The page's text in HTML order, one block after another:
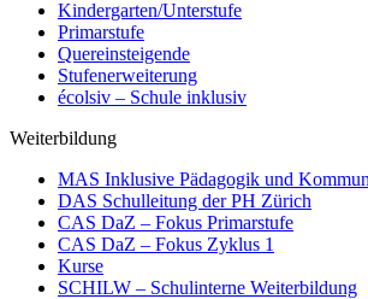
Kindergarten/Unterstufe
Primarstufe
Quereinsteigende
Stufenerweiterung
écolsiv – Schule inklusiv
Weiterbildung
MAS Inklusive Pädagogik und
DAS Schulleitung der PH Zürich
CAS DaZ – Fokus Primarstufe
CAS DaZ – Fokus Zyklus 1
Kurse
SCHILW – Schulinterne Weiterbildung